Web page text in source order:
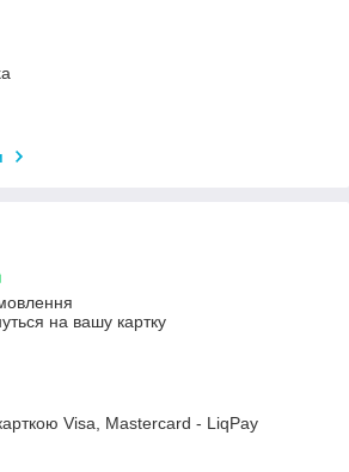
на вашу картку
Visa, Mastercard - LiqPay